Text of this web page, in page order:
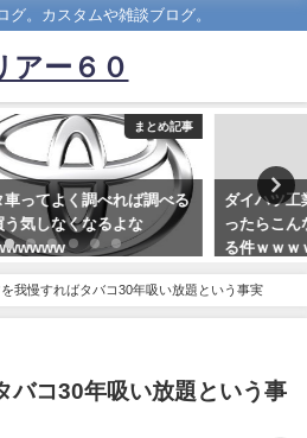
グ。カスタムや雑談ブログ。
アー６０
記事
る
ダイハツ工業株式会社の役員にな
ったらこんなカッコいい車に乗れ
る件ｗｗｗｗｗ
我慢すればタバコ30年吸い放題という事実
バコ30年吸い放題という事